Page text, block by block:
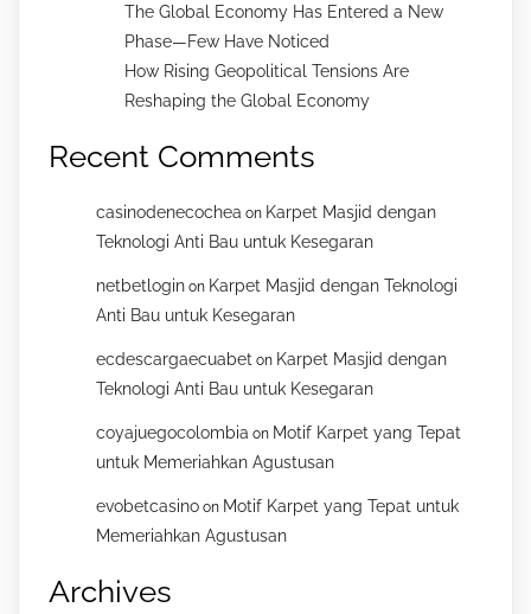
The Global Economy Has Entered a New
Phase—Few Have Noticed
How Rising Geopolitical Tensions Are
Reshaping the Global Economy
Recent Comments
casinodenecochea on Karpet Masjid dengan
Teknologi Anti Bau untuk Kesegaran
netbetlogin on Karpet Masjid dengan Teknologi
Anti Bau untuk Kesegaran
ecdescargaecuabet on Karpet Masjid dengan
Teknologi Anti Bau untuk Kesegaran
coyajuegocolombia on Motif Karpet yang Tepat
untuk Memeriahkan Agustusan
evobetcasino on Motif Karpet yang Tepat untuk
Memeriahkan Agustusan
Archives